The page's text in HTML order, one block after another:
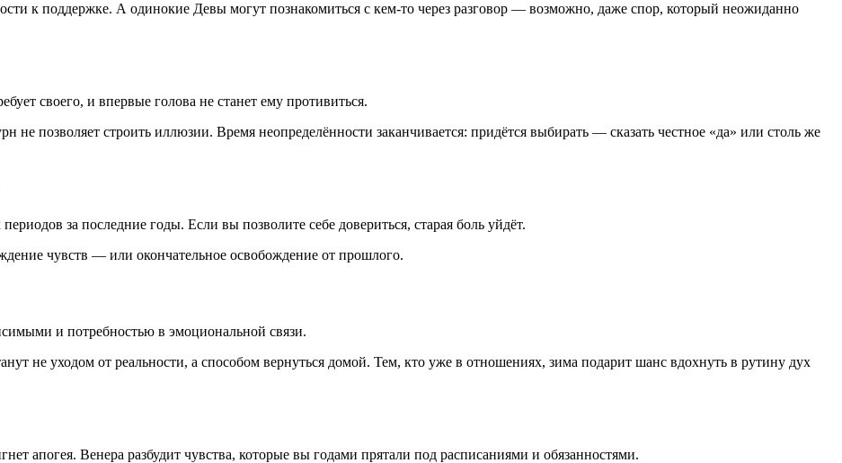
к поддержке. А одинокие Девы могут познакомиться с кем-то через разговор — возможно, даже спор, который неожиданно
своего, и впервые голова не станет ему противиться.
не позволяет строить иллюзии. Время неопределённости заканчивается: придётся выбирать — сказать честное «да» или столь же
за последние годы. Если вы позволите себе довериться, старая боль уйдёт.
чувств — или окончательное освобождение от прошлого.
и потребностью в эмоциональной связи.
не уходом от реальности, а способом вернуться домой. Тем, кто уже в отношениях, зима подарит шанс вдохнуть в рутину дух
апогея. Венера разбудит чувства, которые вы годами прятали под расписаниями и обязанностями.